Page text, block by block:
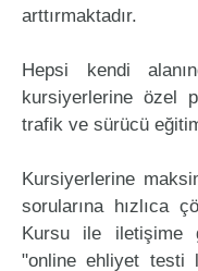
arttırmaktadır.
Hepsi kendi
kursiyerlerine özel
trafik ve sürücü
Kursiyerlerine
sorularına hızlıca
Kursu ile iletişime
"online ehliyet testi